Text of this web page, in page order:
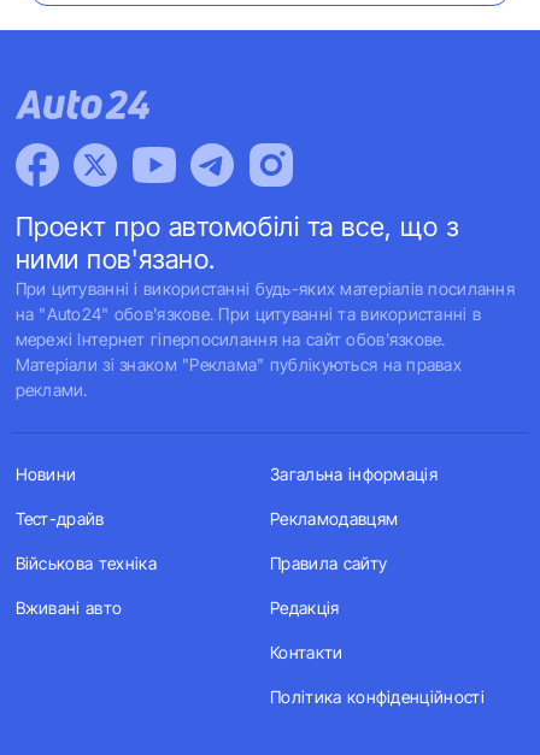
Проект про автомобілі та все, що з
ними пов'язано.
При цитуванні і використанні будь-яких матеріалів посилання
на "Auto24" обов'язкове. При цитуванні та використанні в
мережі Інтернет гіперпосилання на сайт обов'язкове.
Матеріали зі знаком "Реклама" публікуються на правах
реклами.
Новини
Тест-драйв
Військова техніка
Вживані авто
Загальна інформація
Рекламодавцям
Правила сайту
Редакція
Контакти
Політика конфіденційності